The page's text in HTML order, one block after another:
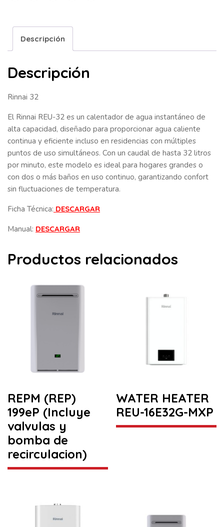
Descripción
Descripción
Rinnai 32
El Rinnai REU-32 es un calentador de agua instantáneo de
alta capacidad, diseñado para proporcionar agua caliente
continua y eficiente incluso en residencias con múltiples
puntos de uso simultáneos. Con un caudal de hasta 32 litros
por minuto, este modelo es ideal para hogares grandes o
con dos o más baños en uso continuo, garantizando confort
sin fluctuaciones de temperatura.
Ficha Técnica: DESCARGAR
Manual: DESCARGAR
Productos relacionados
REPM (REP)
199eP (Incluye
valvulas y
bomba de
recirculacion)
WATER HEATER
REU-16E32G-MXP